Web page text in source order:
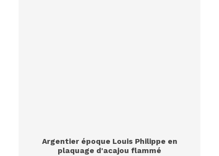
Argentier époque Louis Philippe en
plaquage d'acajou flammé